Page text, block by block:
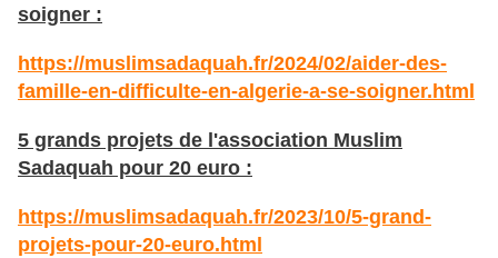
soigner :
https://muslimsadaquah.fr/2024/02/aider-des-
famille-en-difficulte-en-algerie-a-se-soigner.html
5 grands projets de l'association Muslim
Sadaquah pour 20 euro :
https://muslimsadaquah.fr/2023/10/5-grand-
projets-pour-20-euro.html